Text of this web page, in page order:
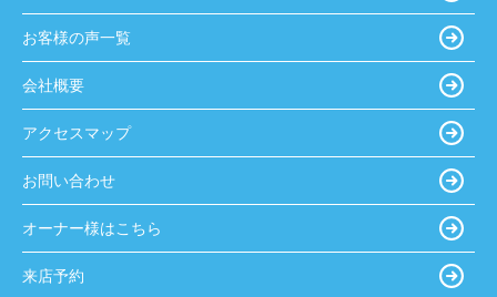
お客様の声一覧
会社概要
アクセスマップ
お問い合わせ
オーナー様はこちら
来店予約